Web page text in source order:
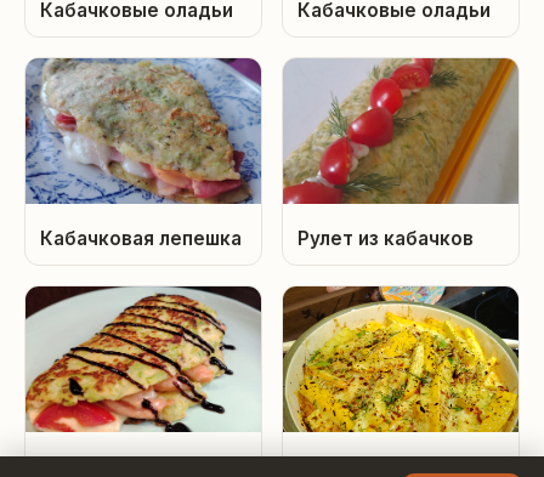
Кабачковые оладьи Кабачковые оладьи
Кабачковая лепешка Рулет из кабачков